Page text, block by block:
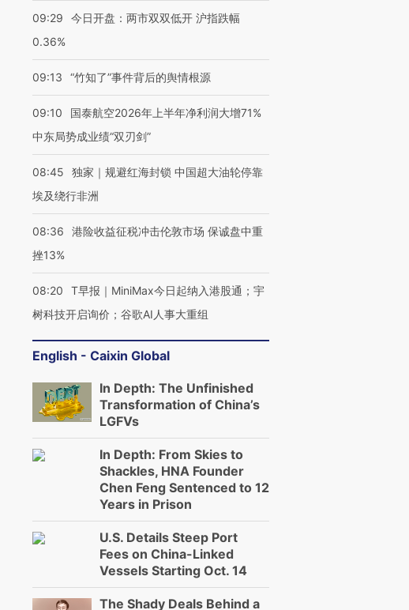
09:29
今日开盘：两市双双低开 沪指跌幅
0.36%
09:13 “竹知了”事件背后的舆情根源
09:10
国泰航空2026年上半年净利润大增71%
中东局势成业绩“双刃剑”
08:45
独家｜规避红海封锁 中国超大油轮停靠
埃及绕行非洲
08:36
港险收益征税冲击伦敦市场 保诚盘中重
挫13%
08:20
T早报｜MiniMax今日起纳入港股通；宇
树科技开启询价；谷歌AI人事大重组
English - Caixin Global
In Depth: The Unfinished
Transformation of China’s
LGFVs
In Depth: From Skies to
Shackles, HNA Founder
Chen Feng Sentenced to 12
Years in Prison
U.S. Details Steep Port
Fees on China-Linked
Vessels Starting Oct. 14
The Shady Deals Behind a